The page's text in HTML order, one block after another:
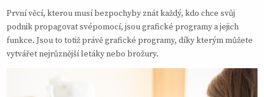
První věcí, kterou musí bezpochyby znát každý, kdo chce svůj
podnik propagovat svépomocí, jsou grafické programy a jejich
funkce. Jsou to totiž právě grafické programy, díky kterým můžete
vytvářet nejrůznější letáky nebo brožury.